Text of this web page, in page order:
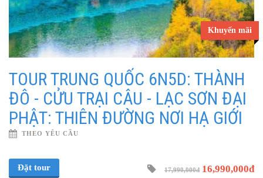
Khuyến mãi
TOUR TRUNG QUỐC 6N5D: THÀNH
ĐÔ - CỬU TRẠI CÂU - LẠC SƠN ĐẠI
PHẬT: THIÊN ĐƯỜNG NƠI HẠ GIỚI
THEO YÊU CẦU
Đặt tour 17,990,000đ 16,990,000đ